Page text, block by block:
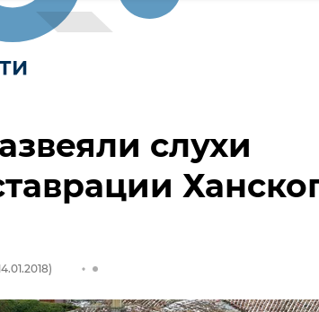
слухи